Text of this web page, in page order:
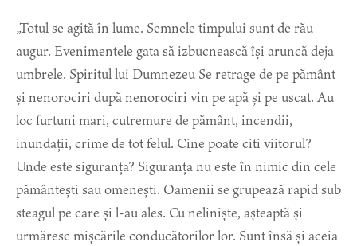
„Totul se agită în lume. Semnele timpului sunt de rău
augur. Evenimentele gata să izbucnească își aruncă deja
umbrele. Spiritul lui Dumnezeu Se retrage de pe pământ
și nenorociri după nenorociri vin pe apă și pe uscat. Au
loc furtuni mari, cutremure de pământ, incendii,
inundații, crime de tot felul. Cine poate citi viitorul?
Unde este siguranța? Siguranța nu este în nimic din cele
pământești sau omenești. Oamenii se grupează rapid sub
steagul pe care și l-au ales. Cu neliniște, așteaptă și
urmăresc mișcările conducătorilor lor. Sunt însă și aceia